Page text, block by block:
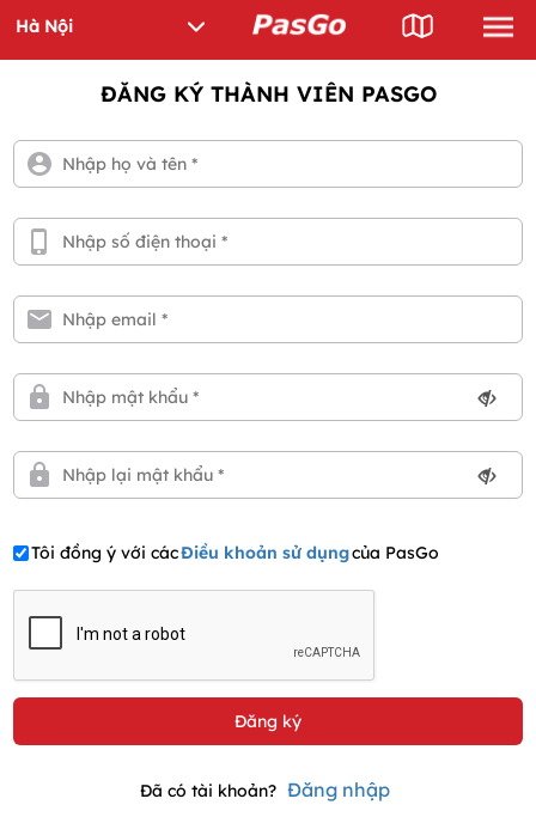
ĐĂNG KÝ THÀNH VIÊN PASGO
Tôi đồng ý với cácĐiều khoản sử dụngcủa PasGo
Đã có tài khoản? Đăng nhập